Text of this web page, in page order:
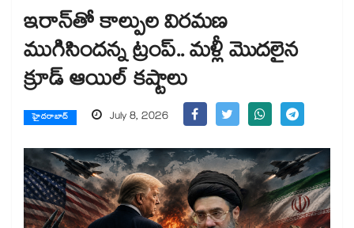
ఇరాన్‌తో కాల్పుల విరమణ
ముగిసిందన్న ట్రంప్.. మళ్లీ మెుదలైన
క్రూడ్ ఆయిల్ కష్టాలు
హైదరాబాద్ July 8, 2026